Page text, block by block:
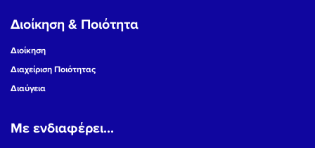
16
17
19
Διοίκηση & Ποιότητα
Διοίκηση
Διαχείριση Ποιότητας
Διαύγεια
Με ενδιαφέρει...